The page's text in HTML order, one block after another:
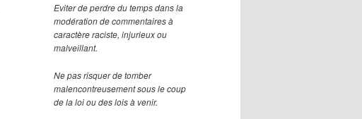
Eviter de perdre du temps dans la
modération de commentaires à
caractère raciste, injurieux ou
malveillant.
Ne pas risquer de tomber
malencontreusement sous le coup
de la loi ou des lois à venir.